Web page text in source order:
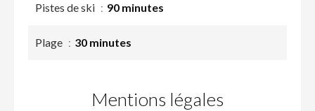
Pistes de ski 90 minutes
Plage 30 minutes
Mentions légales